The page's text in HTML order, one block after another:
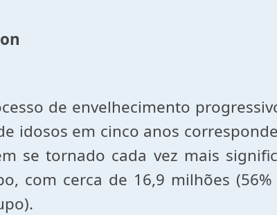
de envelhecimento
idosos em cinco anos
se tornado cada vez mais
com cerca de 16,9 milhões